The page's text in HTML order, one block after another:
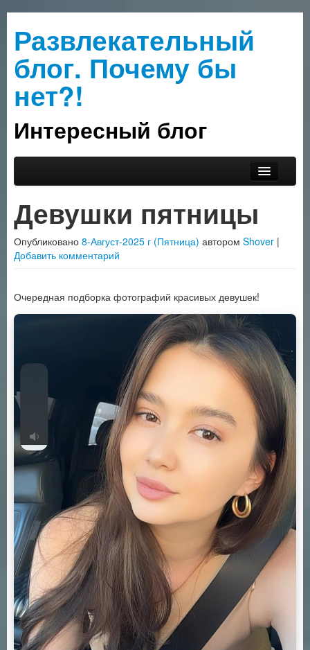
Развлекательный
блог. Почему бы
нет?!
Интересный блог
Главное меню
О сайте
Рубрики
Девушки пятницы
Опубликовано 8-Август-2025 г (Пятница) автором Shover |
Добавить комментарий
Очередная подборка фотографий красивых девушек!